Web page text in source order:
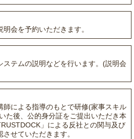
会を予約いただきます。
ステムの説明などを行います。(説明会
師による指導のもとで研修(家事スキル
た後、公的身分証をご提出いただき本
」による反社との関与及び
せていただきます。